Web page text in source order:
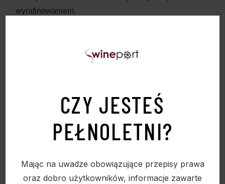
CZY JESTEŚ
PEŁNOLETNI?
Mając na uwadze obowiązujące przepisy prawa
oraz dobro użytkowników, informacje zawarte
wyrafinowaniem.
ugni blanc. Przez lata dostarczała swoje wyroby
w jej piwnicach znajdują się beczki wypełnione nawet
stuletnim trunkiem (sic!), i trunek ten trafia następnie –
w ilościach określonych umiejętnie i ze znawstwem
przez mistrza piwnicy – do koniaków D’Aincourt.